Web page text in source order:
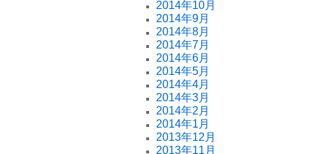
2014年10月
2014年9月
2014年8月
2014年7月
2014年6月
2014年5月
2014年4月
2014年3月
2014年2月
2014年1月
2013年12月
2013年11月